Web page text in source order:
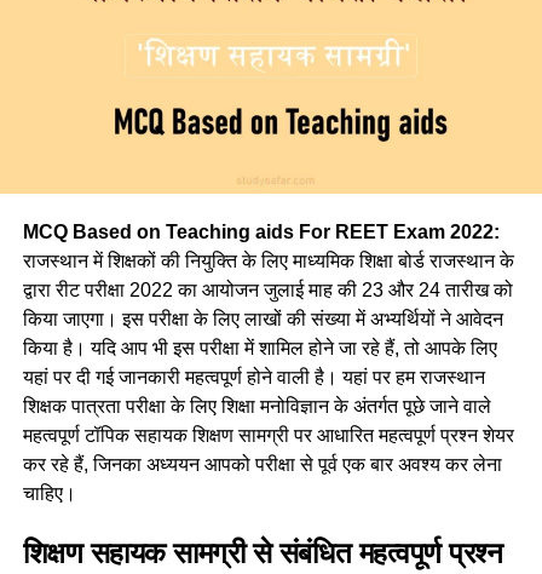
MCQ Based on Teaching aids For REET Exam 2022:
राजस्थान में शिक्षकों की नियुक्ति के लिए माध्यमिक शिक्षा बोर्ड राजस्थान के
द्वारा रीट परीक्षा 2022 का आयोजन जुलाई माह की 23 और 24 तारीख को
किया जाएगा। इस परीक्षा के लिए लाखों की संख्या में अभ्यर्थियों ने आवेदन
किया है। यदि आप भी इस परीक्षा में शामिल होने जा रहे हैं, तो आपके लिए
यहां पर दी गई जानकारी महत्वपूर्ण होने वाली है। यहां पर हम राजस्थान
शिक्षक पात्रता परीक्षा के लिए शिक्षा मनोविज्ञान के अंतर्गत पूछे जाने वाले
महत्वपूर्ण टॉपिक सहायक शिक्षण सामग्री पर आधारित महत्वपूर्ण प्रश्न शेयर
कर रहे हैं, जिनका अध्ययन आपको परीक्षा से पूर्व एक बार अवश्य कर लेना
चाहिए।
शिक्षण सहायक सामग्री से संबंधित महत्वपूर्ण प्रश्न